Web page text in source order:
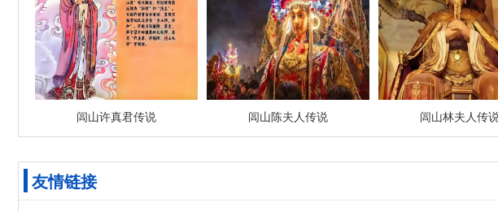
闾山许真君传说 闾山陈夫人传说 闾山林夫人传
友情链接